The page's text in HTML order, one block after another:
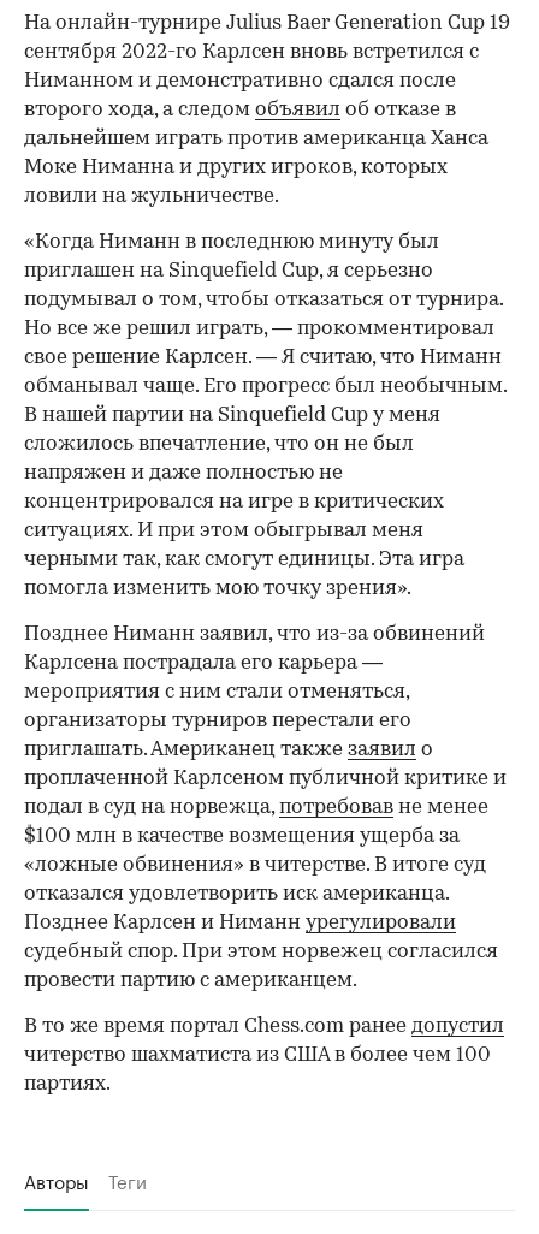
На онлайн-турнире Julius Baer Generation Cup 19
сентября 2022-го Карлсен вновь встретился с
Ниманном и демонстративно сдался после
второго хода, а следом объявил об отказе в
дальнейшем играть против американца Ханса
Моке Ниманна и других игроков, которых
ловили на жульничестве.
«Когда Ниманн в последнюю минуту был
приглашен на Sinquefield Cup, я серьезно
подумывал о том, чтобы отказаться от турнира.
Но все же решил играть, — прокомментировал
свое решение Карлсен. — Я считаю, что Ниманн
обманывал чаще. Его прогресс был необычным.
В нашей партии на Sinquefield Cup у меня
сложилось впечатление, что он не был
напряжен и даже полностью не
концентрировался на игре в критических
ситуациях. И при этом обыгрывал меня
черными так, как смогут единицы. Эта игра
помогла изменить мою точку зрения».
Позднее Ниманн заявил, что из-за обвинений
Карлсена пострадала его карьера —
мероприятия с ним стали отменяться,
организаторы турниров перестали его
приглашать. Американец также заявил о
проплаченной Карлсеном публичной критике и
подал в суд на норвежца,потребовав не менее
$100 млн в качестве возмещения ущерба за
«ложные обвинения» в читерстве. В итоге суд
отказался удовлетворить иск американца.
Позднее Карлсен и Ниманн урегулировали
судебный спор. При этом норвежец согласился
провести партию с американцем.
В то же время портал Chess.com ранее допустил
читерство шахматиста из США в более чем 100
партиях.
Авторы Теги